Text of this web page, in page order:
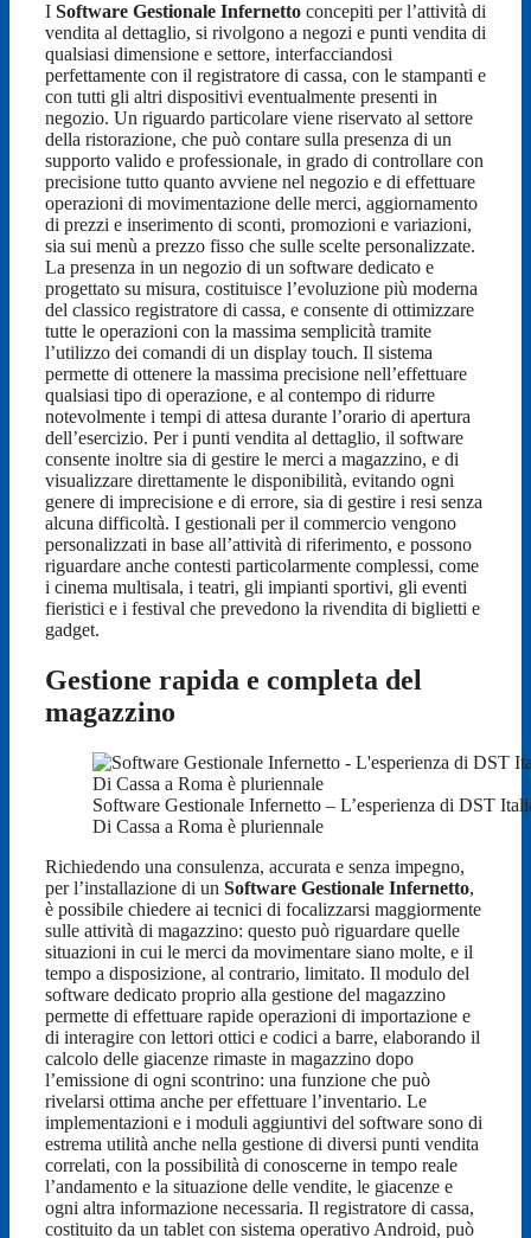
I Software Gestionale Infernetto concepiti per l’attività di
vendita al dettaglio, si rivolgono a negozi e punti vendita di
qualsiasi dimensione e settore, interfacciandosi
perfettamente con il registratore di cassa, con le stampanti e
con tutti gli altri dispositivi eventualmente presenti in
negozio. Un riguardo particolare viene riservato al settore
della ristorazione, che può contare sulla presenza di un
supporto valido e professionale, in grado di controllare con
precisione tutto quanto avviene nel negozio e di effettuare
operazioni di movimentazione delle merci, aggiornamento
di prezzi e inserimento di sconti, promozioni e variazioni,
sia sui menù a prezzo fisso che sulle scelte personalizzate.
La presenza in un negozio di un software dedicato e
progettato su misura, costituisce l’evoluzione più moderna
del classico registratore di cassa, e consente di ottimizzare
tutte le operazioni con la massima semplicità tramite
l’utilizzo dei comandi di un display touch. Il sistema
permette di ottenere la massima precisione nell’effettuare
qualsiasi tipo di operazione, e al contempo di ridurre
notevolmente i tempi di attesa durante l’orario di apertura
dell’esercizio. Per i punti vendita al dettaglio, il software
consente inoltre sia di gestire le merci a magazzino, e di
visualizzare direttamente le disponibilità, evitando ogni
genere di imprecisione e di errore, sia di gestire i resi senza
alcuna difficoltà. I gestionali per il commercio vengono
personalizzati in base all’attività di riferimento, e possono
riguardare anche contesti particolarmente complessi, come
i cinema multisala, i teatri, gli impianti sportivi, gli eventi
fieristici e i festival che prevedono la rivendita di biglietti e
gadget.
Gestione rapida e completa del
magazzino
Software Gestionale Infernetto – L’esperienza di DST
Di Cassa a Roma è pluriennale
Richiedendo una consulenza, accurata e senza impegno,
per l’installazione di un Software Gestionale Infernetto,
è possibile chiedere ai tecnici di focalizzarsi maggiormente
sulle attività di magazzino: questo può riguardare quelle
situazioni in cui le merci da movimentare siano molte, e il
tempo a disposizione, al contrario, limitato. Il modulo del
software dedicato proprio alla gestione del magazzino
permette di effettuare rapide operazioni di importazione e
di interagire con lettori ottici e codici a barre, elaborando il
calcolo delle giacenze rimaste in magazzino dopo
l’emissione di ogni scontrino: una funzione che può
rivelarsi ottima anche per effettuare l’inventario. Le
implementazioni e i moduli aggiuntivi del software sono di
estrema utilità anche nella gestione di diversi punti vendita
correlati, con la possibilità di conoscerne in tempo reale
l’andamento e la situazione delle vendite, le giacenze e
ogni altra informazione necessaria. Il registratore di cassa,
costituito da un tablet con sistema operativo Android, può